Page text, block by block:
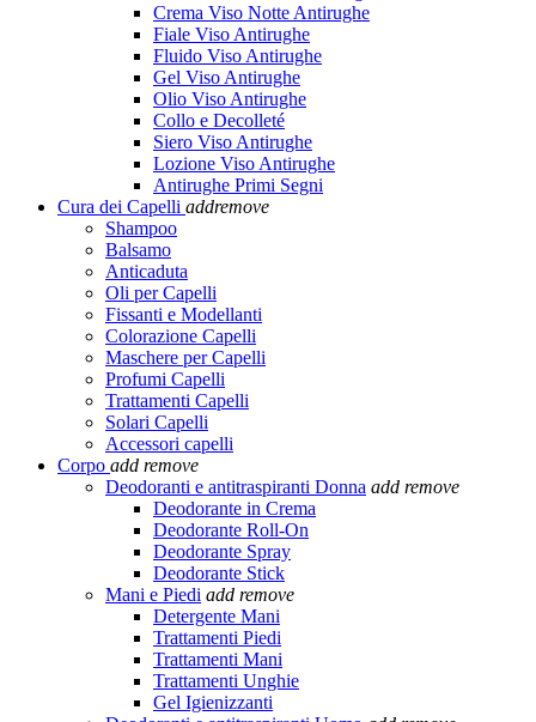
Crema Viso Notte Antirughe
Fiale Viso Antirughe
Fluido Viso Antirughe
Gel Viso Antirughe
Olio Viso Antirughe
Collo e Decolleté
Siero Viso Antirughe
Lozione Viso Antirughe
Antirughe Primi Segni
Cura dei Capelli addremove
Shampoo
Balsamo
Anticaduta
Oli per Capelli
Fissanti e Modellanti
Colorazione Capelli
Maschere per Capelli
Profumi Capelli
Trattamenti Capelli
Solari Capelli
Accessori capelli
Corpo add remove
Deodoranti e antitraspiranti Donna add remove
Deodorante in Crema
Deodorante Roll-On
Deodorante Spray
Deodorante Stick
Mani e Piedi add remove
Detergente Mani
Trattamenti Piedi
Trattamenti Mani
Trattamenti Unghie
Gel Igienizzanti